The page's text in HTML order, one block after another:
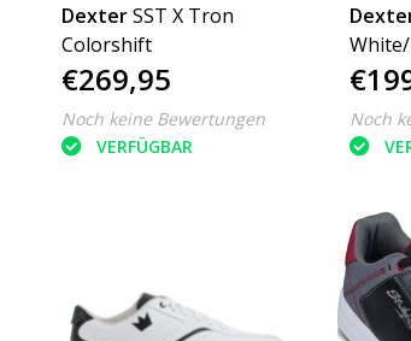
DexterSST X Tron
Colorshift
€269,95
Noch keine Bewertungen
VERFÜGBAR
Noch